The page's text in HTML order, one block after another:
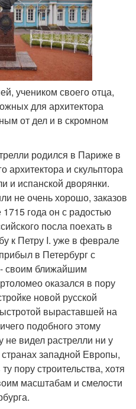
учеником своего отца,
для архитектора
от дел и в скромном
родился в Париже в
архитектора и скульптора
и испанской дворянки.
не очень хорошо, заказов
года он с радостью
посла поехать в
к Петру I. уже в феврале
в Петербург с
своим ближайшим
оказался в пору
новой русской
выраставшей на
подобного этому
не видел растрелли ни у
западной Европы,
пору строительства, хотя
масштабам и смелости